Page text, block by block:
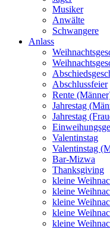
Musiker
Anwälte
Schwangere
Anlass
Abschlussfeier
Rente
Jahrestag
Jahrestag
Valentinstag
Valentinstag
Bar-Mizwa
Thanksgiving
kleine
kleine
kleine
kleine
kleine